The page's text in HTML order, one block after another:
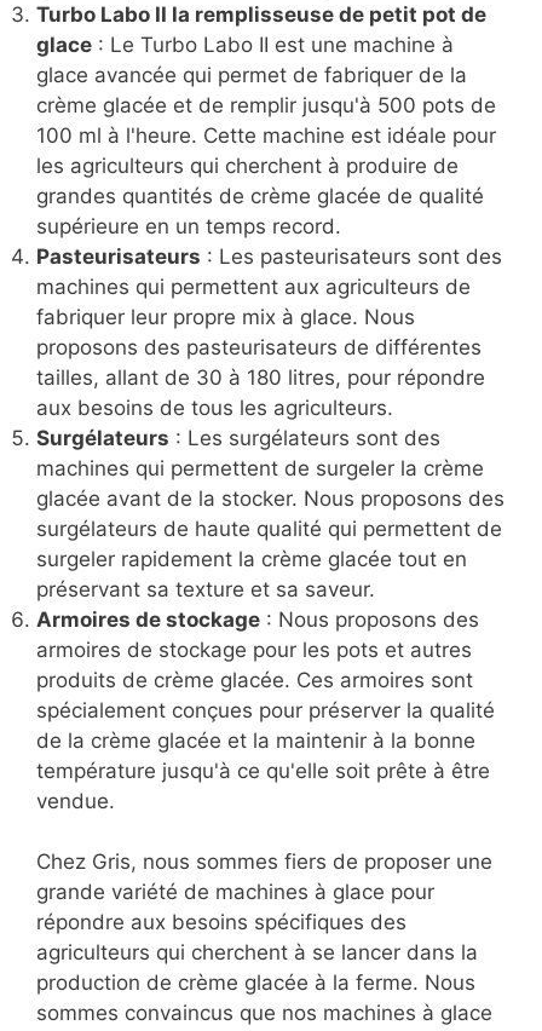
Turbo Labo II la remplisseuse de petit pot de
glace : Le Turbo Labo II est une machine à
glace avancée qui permet de fabriquer de la
crème glacée et de remplir jusqu'à 500 pots de
100 ml à l'heure. Cette machine est idéale pour
les agriculteurs qui cherchent à produire de
grandes quantités de crème glacée de qualité
supérieure en un temps record.
Pasteurisateurs : Les pasteurisateurs sont des
machines qui permettent aux agriculteurs de
fabriquer leur propre mix à glace. Nous
proposons des pasteurisateurs de différentes
tailles, allant de 30 à 180 litres, pour répondre
aux besoins de tous les agriculteurs.
Surgélateurs : Les surgélateurs sont des
machines qui permettent de surgeler la crème
glacée avant de la stocker. Nous proposons des
surgélateurs de haute qualité qui permettent de
surgeler rapidement la crème glacée tout en
préservant sa texture et sa saveur.
Armoires de stockage : Nous proposons des
armoires de stockage pour les pots et autres
produits de crème glacée. Ces armoires sont
spécialement conçues pour préserver la qualité
de la crème glacée et la maintenir à la bonne
température jusqu'à ce qu'elle soit prête à être
vendue.
Chez Gris, nous sommes fiers de proposer une
grande variété de machines à glace pour
répondre aux besoins spécifiques des
agriculteurs qui cherchent à se lancer dans la
production de crème glacée à la ferme. Nous
sommes convaincus que nos machines à glace